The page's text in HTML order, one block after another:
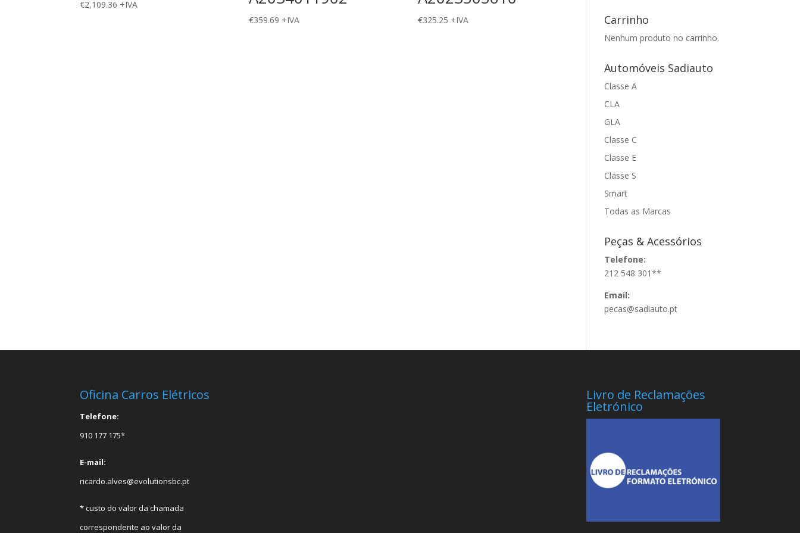
€2,109.36 +IVA
€359.69 +IVA €325.25 +IVA Carrinho
Nenhum produto no carrinho.
Automóveis Sadiauto
Classe A
CLA
GLA
Classe C
Classe E
Classe S
Smart
Todas as Marcas
Peças & Acessórios
Telefone:
212 548 301**
Email:
pecas@sadiauto.pt
Oficina Carros Elétricos
Telefone:
910 177 175*
E-mail:
ricardo.alves@evolutionsbc.pt
* custo do valor da chamada
correspondente ao valor da
Livro de Reclamações
Eletrónico